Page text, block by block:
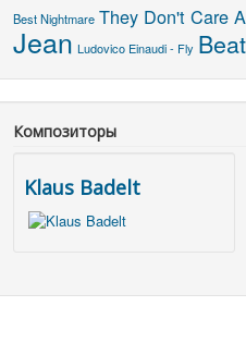
Best Nightmare They Don't Care
Jean Ludovico Einaudi - Fly
Композиторы
Klaus Badelt